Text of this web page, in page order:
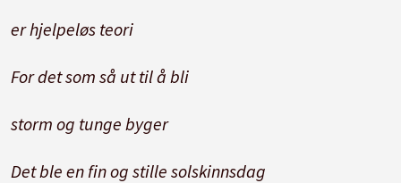
er hjelpeløs teori
For det som så ut til å bli
storm og tunge byger
Det ble en fin og stille solskinnsdag